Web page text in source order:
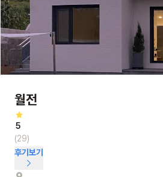
월전
5
(29)
후기보기